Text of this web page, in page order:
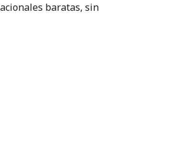
baratas, sin